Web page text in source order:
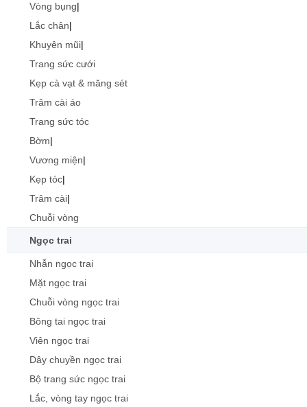
Vòng bụng|
Lắc chân|
Khuyên mũi|
Trang sức cưới
Kẹp cà vạt & măng sét
Trâm cài áo
Trang sức tóc
Bờm|
Vương miện|
Kẹp tóc|
Trâm cài|
Chuỗi vòng
Ngọc trai
Nhẫn ngọc trai
Mặt ngọc trai
Chuỗi vòng ngọc trai
Bông tai ngọc trai
Viên ngọc trai
Dây chuyền ngọc trai
Bộ trang sức ngọc trai
Lắc, vòng tay ngọc trai